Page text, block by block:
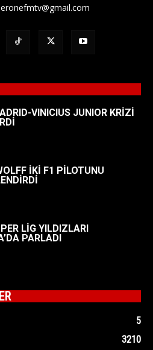
VINICIUS JUNIOR KRİZİ
İKİ F1 PİLOTUNU
LİG YILDIZLARI
PARLADI
5
3210